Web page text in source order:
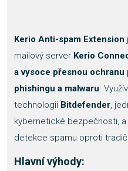
Kerio Anti-spam Extension
mailový server Kerio
a vysoce přesnou ochranu
phishingu a malwaru.
technologii Bitdefender,
kybernetické bezpečnosti,
detekce spamu oproti
Hlavní výhody: